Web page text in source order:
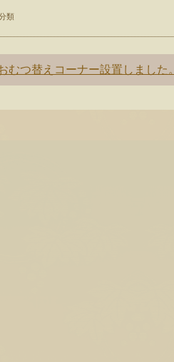
類
むつ替えコーナー設置しました。